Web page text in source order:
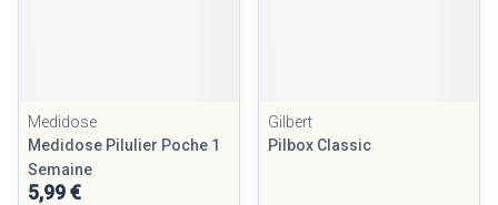
Medidose
Medidose Pilulier Poche 1
Semaine
5,99 €
Gilbert
Pilbox Classic